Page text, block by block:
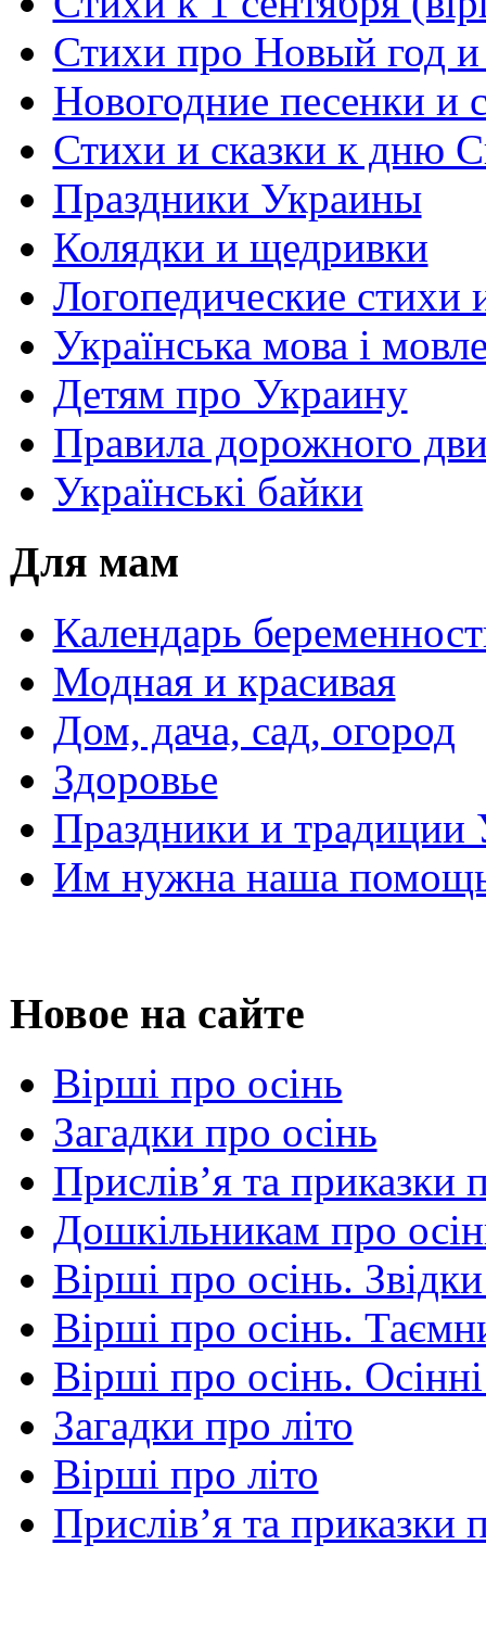
Стихи про Новый год
Новогодние песенки и
Стихи и сказки к дню
Праздники Украины
Колядки и щедривки
Логопедические стихи
Українська мова і
Детям про Украину
Правила дорожного
Українські байки
Для мам
Календарь
Модная и красивая
Дом, дача, сад, огород
Здоровье
Праздники и традиции
Им нужна наша
Новое на сайте
Вірші про осінь
Загадки про осінь
Прислів’я та приказки
Дошкільникам про
Вірші про осінь.
Вірші про осінь.
Вірші про осінь.
Загадки про літо
Вірші про літо
Прислів’я та приказки